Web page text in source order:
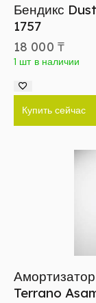
Бендикс
1757
18 000 ₸
1 шт в наличии
Купить сейчас
Terrano